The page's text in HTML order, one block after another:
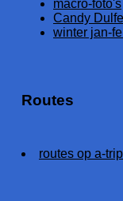
macro-foto's
Candy
winter jan-
Routes
routes op a-trip